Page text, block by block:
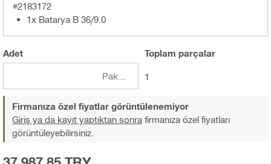
#2183172
1x Batarya B 36/9.0
Adet Toplam parçalar
1
Firmanıza özel fiyatlar görüntülenemiyor
Giriş ya da kayıt yaptıktan sonra firmanıza özel fiyatları
görüntüleyebilirsiniz.